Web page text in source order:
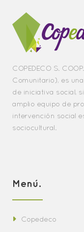
COPEDECO S.
Comunitario), es
de iniciativa social,
amplio equipo de
intervención social
sociocultural.
Menú.
Copedeco